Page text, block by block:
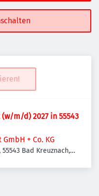
m/d) 2027 in 55543
+ Co. KG
Bad Kreuznach,